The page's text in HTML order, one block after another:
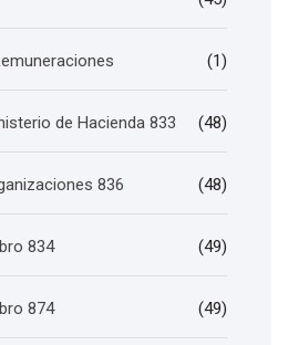
(1)
de Hacienda 833 (48)
836 (48)
834 (49)
874 (49)